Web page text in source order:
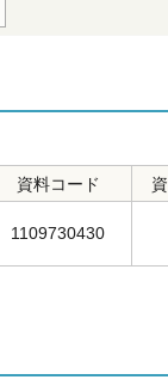
資料コード
1109730430